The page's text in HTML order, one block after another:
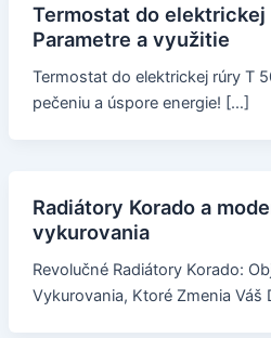
Termostat do elektrickej
Parametre a využitie
Termostat do elektrickej rúry T
pečeniu a úspore energie! […]
Radiátory Korado a
vykurovania
Revolučné Radiátory Korado:
Vykurovania, Ktoré Zmenia Váš